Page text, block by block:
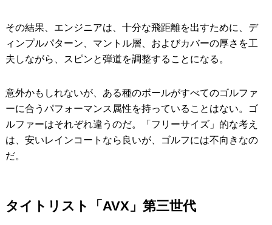
その結果、エンジニアは、十分な飛距離を出すために、デ
ィンプルパターン、マントル層、およびカバーの厚さを工
夫しながら、スピンと弾道を調整することになる。
意外かもしれないが、ある種のボールがすべてのゴルファ
ーに合うパフォーマンス属性を持っていることはない。ゴ
ルファーはそれぞれ違うのだ。「フリーサイズ」的な考え
は、安いレインコートなら良いが、ゴルフには不向きなの
だ。
タイトリスト「AVX」第三世代